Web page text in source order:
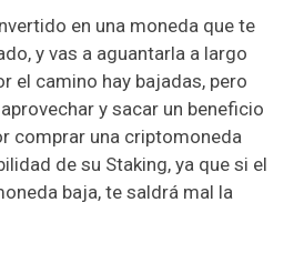
en una moneda que te
y vas a aguantarla a largo
el camino hay bajadas, pero
y sacar un beneficio
comprar una criptomoneda
de su Staking, ya que si el
baja, te saldrá mal la